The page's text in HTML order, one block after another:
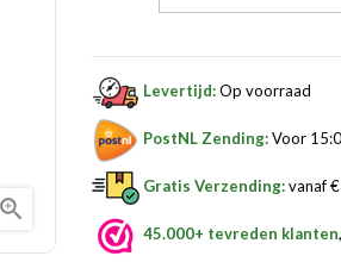

Levertijd:Op voorraad
PostNL Zending:Voor
Gratis Verzending:vanaf
45.000+ tevreden klanten